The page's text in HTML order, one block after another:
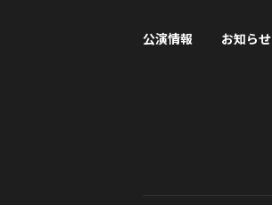
公演情報 お知らせ